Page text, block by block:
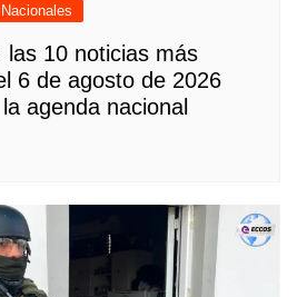
Nacionales
las 10 noticias más
6 de agosto de 2026
agenda nacional